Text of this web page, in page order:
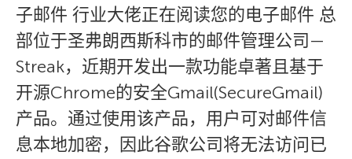
子邮件 行业大佬正在阅读您的电子邮件 总
部位于圣弗朗西斯科市的邮件管理公司—
Streak，近期开发出一款功能卓著且基于
开源Chrome的安全Gmail(SecureGmail)
产品。通过使用该产品，用户可对邮件信
息本地加密，因此谷歌公司将无法访问已